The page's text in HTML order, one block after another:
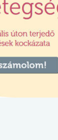
#Suli, munka
Internet-
teszt